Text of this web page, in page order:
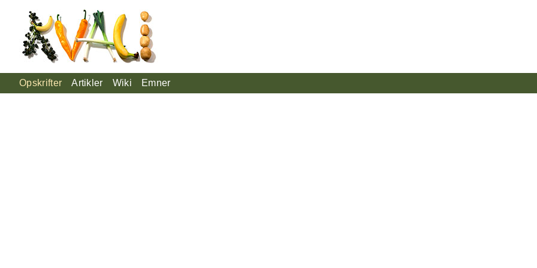
Opskrifter Artikler Wiki Emner